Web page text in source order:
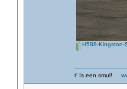
H588-Kingston-
t' Is een smul!